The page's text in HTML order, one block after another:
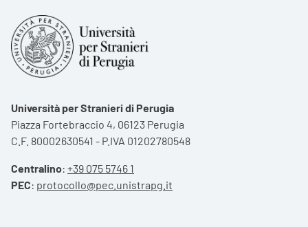
Università per Stranieri di Perugia
Piazza Fortebraccio 4, 06123 Perugia
C.F. 80002630541 - P.IVA 01202780548
Centralino: +39 075 5746 1
PEC: protocollo@pec.unistrapg.it